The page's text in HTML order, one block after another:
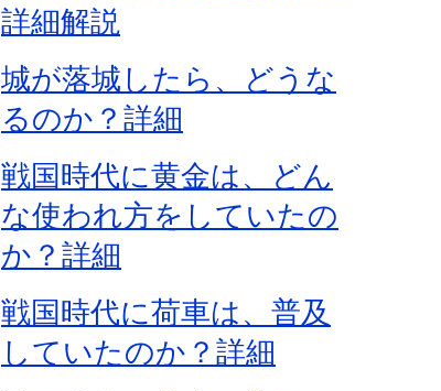
詳細解説
城が落城したら、どうな
るのか？詳細
戦国時代に黄金は、どん
な使われ方をしていたの
か？詳細
戦国時代に荷車は、普及
していたのか？詳細